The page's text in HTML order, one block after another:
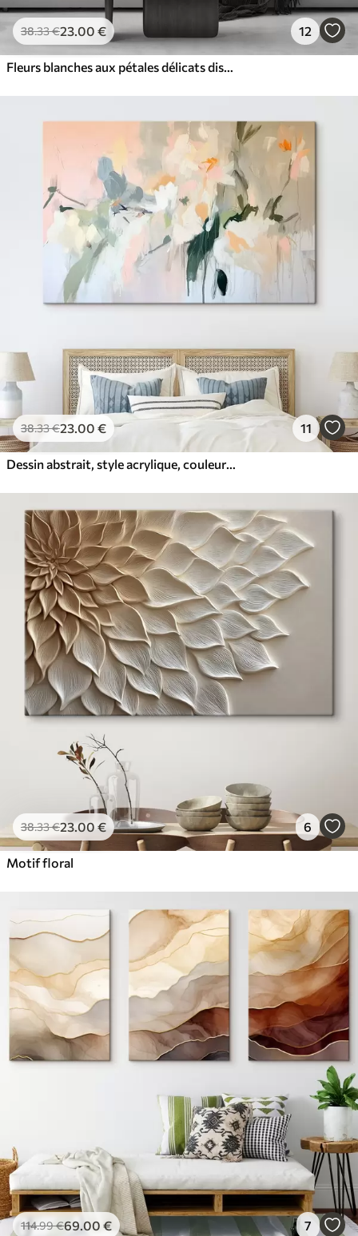
38.33€23.00 € 12
Fleurs blanches aux pétales délicats disposées dans un joli motif floral sur un fond clair
38.33€23 .00 € 11
38.33€23.00 € 6
Motif floral
114.99€69 .00 € 7